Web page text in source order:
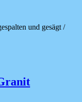
und gesägt /